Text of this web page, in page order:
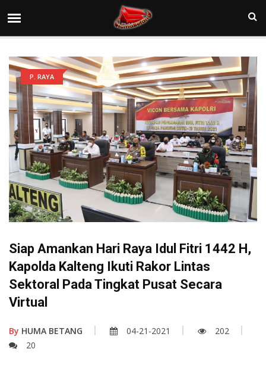
P. RAYA
Siap Amankan Hari Raya Idul Fitri 1442 H,
Kapolda Kalteng Ikuti Rakor Lintas
Sektoral Pada Tingkat Pusat Secara
Virtual
By HUMA BETANG 04-21-2021
202
20